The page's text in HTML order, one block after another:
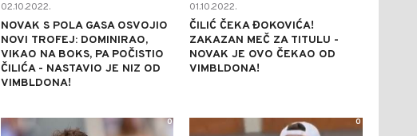
02.10.2022.
NOVAK S POLA GASA OSVOJIO
NOVI TROFEJ: DOMINIRAO,
VIKAO NA BOKS, PA POČISTIO
ČILIĆA - NASTAVIO JE NIZ OD
VIMBLDONA!
01.10.2022.
ČILIĆ ČEKA ĐOKOVIĆA!
ZAKAZAN MEČ ZA TITULU -
NOVAK JE OVO ČEKAO OD
VIMBLDONA!
0 0